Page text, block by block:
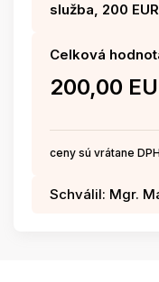
služba, 200 EUR
Celková
200,00
ceny sú vrátane DPH
Schválil: Mgr.